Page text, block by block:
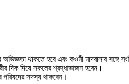
থাকতে হবে এবং কওমী মাদরাসার সঙ্গে
দিক দিয়ে সকলের শ্রদ্ধাভাজন হবেন।
পরিষদের সদস্য থাকবেন।